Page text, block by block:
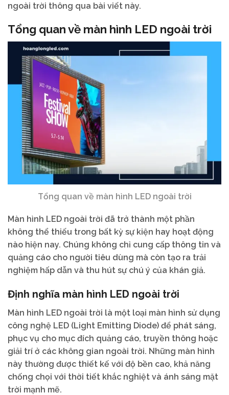
ngoài trời thông qua bài viết này.
Tổng quan về màn hình LED ngoài trời
Tổng quan về màn hình LED ngoài trời
Màn hình LED ngoài trời đã trở thành một phần
không thể thiếu trong bất kỳ sự kiện hay hoạt động
nào hiện nay. Chúng không chỉ cung cấp thông tin và
quảng cáo cho người tiêu dùng mà còn tạo ra trải
nghiệm hấp dẫn và thu hút sự chú ý của khán giả.
Định nghĩa màn hình LED ngoài trời
Màn hình LED ngoài trời là một loại màn hình sử dụng
công nghệ LED (Light Emitting Diode) để phát sáng,
phục vụ cho mục đích quảng cáo, truyền thông hoặc
giải trí ở các không gian ngoài trời. Những màn hình
này thường được thiết kế với độ bền cao, khả năng
chống chọi với thời tiết khắc nghiệt và ánh sáng mặt
trời mạnh mẽ.